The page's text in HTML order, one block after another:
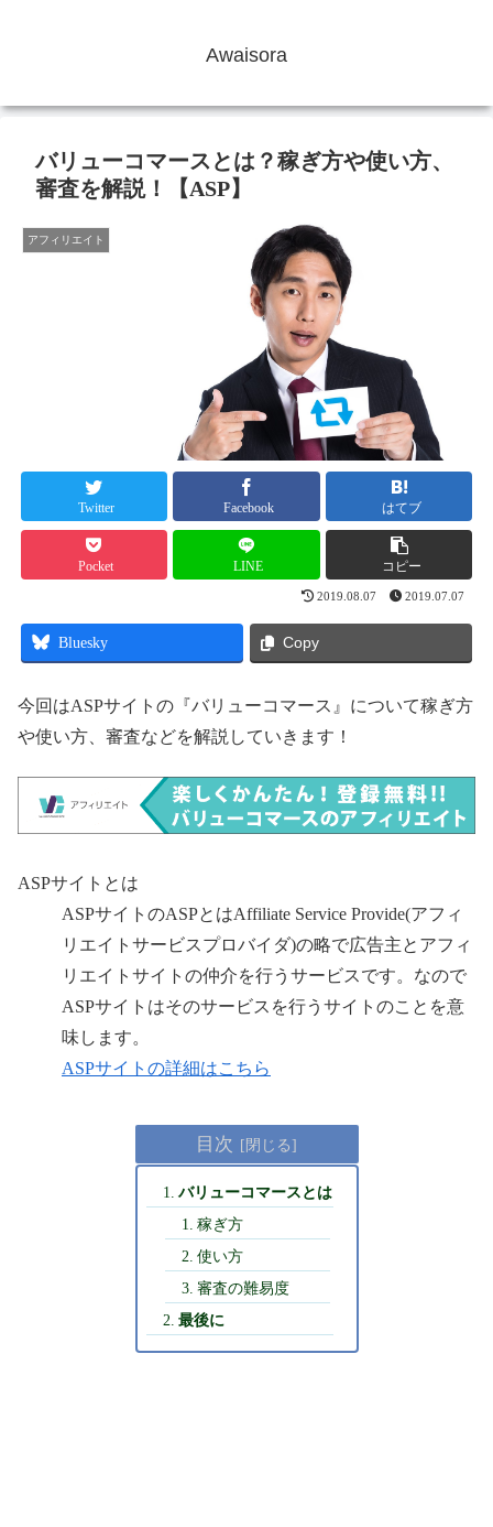
Awaisora
バリューコマースとは？稼ぎ方や使い方、
審査を解説！【ASP】
アフィリエイト
Twitter Facebook はてブ
Pocket LINE コピー
2019.08.07 2019.07.07
Bluesky Copy
今回はASPサイトの『バリューコマース』について稼ぎ方
や使い方、審査などを解説していきます！
ASPサイトとは
ASPサイトのASPとはAffiliate Service Provide(アフィ
リエイトサービスプロバイダ)の略で広告主とアフィ
リエイトサイトの仲介を行うサービスです。なので
ASPサイトはそのサービスを行うサイトのことを意
味します。
ASPサイトの詳細はこちら
目次
バリューコマースとは
稼ぎ方
使い方
審査の難易度
最後に